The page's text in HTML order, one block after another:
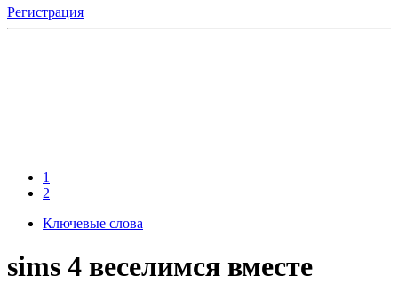
Регистрация
1
2
Ключевые слова
sims 4 веселимся вместе